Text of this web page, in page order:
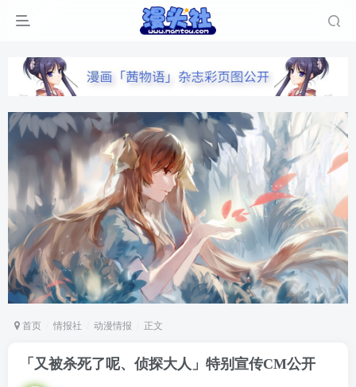
首页 情报社 动漫情报 正文
「又被杀死了呢、侦探大人」特别宣传CM公开